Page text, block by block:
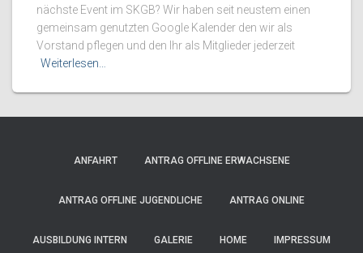
nächste Event im SKGB? Wir haben seit neustem einen
gemeinsam genutzten Google Kalender den wir als
Vorstand pflegen und den Ihr als Mitglieder jederzeit
Weiterlesen…
ANFAHRT ANTRAG OFFLINE ERWACHSENE
ANTRAG OFFLINE JUGENDLICHE ANTRAG ONLINE
AUSBILDUNG INTERN GALERIE HOME IMPRESSUM